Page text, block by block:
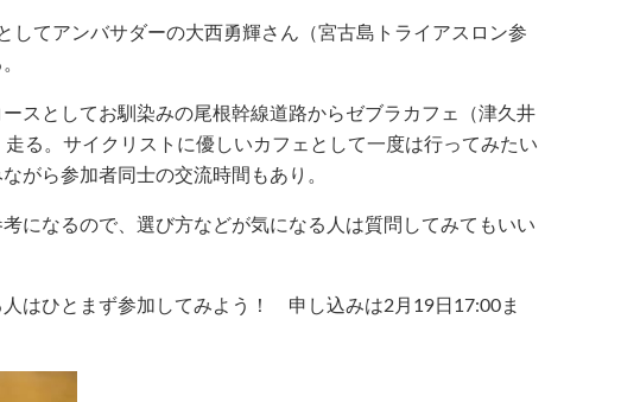
してアンバサダーの大西勇輝さん（宮古島トライアスロン参
スとしてお馴染みの尾根幹線道路からゼブラカフェ（津久井
る。サイクリストに優しいカフェとして一度は行ってみたい
がら参加者同士の交流時間もあり。
になるので、選び方などが気になる人は質問してみてもいい
はひとまず参加してみよう！ 申し込みは2月19日17:00ま